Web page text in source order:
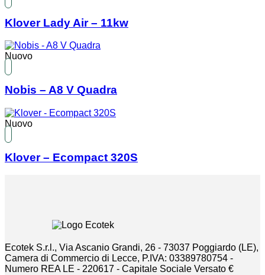
Klover Lady Air – 11kw
Nuovo
Nobis – A8 V Quadra
Nuovo
Klover – Ecompact 320S
Ecotek S.r.l., Via Ascanio Grandi, 26 - 73037 Poggiardo (LE),
Camera di Commercio di Lecce, P.IVA: 03389780754 -
Numero REA LE - 220617 - Capitale Sociale Versato €